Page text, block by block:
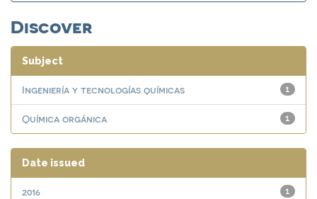
Discover
Subject
1
Ingeniería y tecnologías químicas
1
Química orgánica
Date issued
1
2016